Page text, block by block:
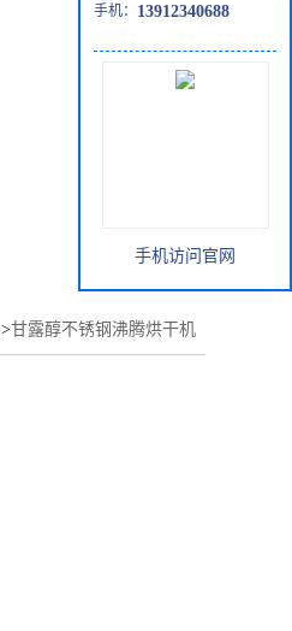
>甘露醇不锈钢沸腾烘干机
手机： 13912340688
手机访问官网